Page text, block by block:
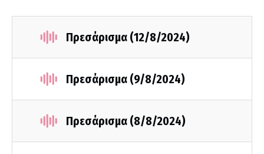
Πρεσάρισμα (12/8/2024)
Πρεσάρισμα (9/8/2024)
Πρεσάρισμα (8/8/2024)